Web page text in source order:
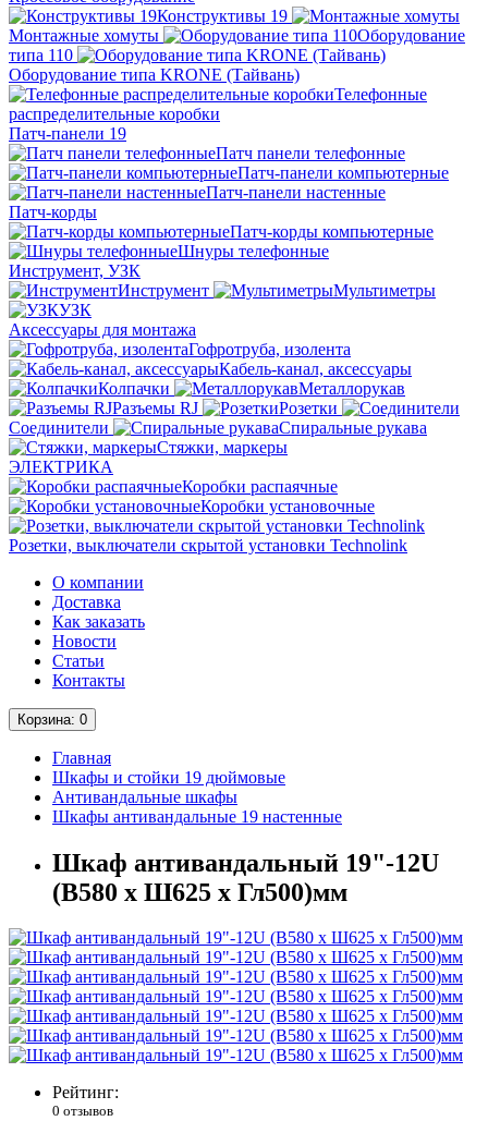
Конструктивы 19
Монтажные хомуты
Оборудование
типа 110
Оборудование типа KRONE (Тайвань)
Телефонные
распределительные коробки
Патч-панели 19
Патч панели телефонные
Патч-панели компьютерные
Патч-панели настенные
Патч-корды
Патч-корды компьютерные
Шнуры телефонные
Инструмент, УЗК
Инструмент
Мультиметры
УЗК
Аксессуары для монтажа
Гофротруба, изолента
Кабель-канал, аксессуары
Колпачки
Металлорукав
Разъемы RJ
Розетки
Соединители
Спиральные рукава
Стяжки, маркеры
ЭЛЕКТРИКА
Коробки распаячные
Коробки установочные
Розетки, выключатели скрытой установки Technolink
О компании
Доставка
Как заказать
Новости
Статьи
Контакты
Корзина: 0
Главная
Шкафы и стойки 19 дюймовые
Антивандальные шкафы
Шкафы антивандальные 19 настенные
Шкаф антивандальный 19"-12U
(В580 x Ш625 x Гл500)мм
Рейтинг:
0 отзывов